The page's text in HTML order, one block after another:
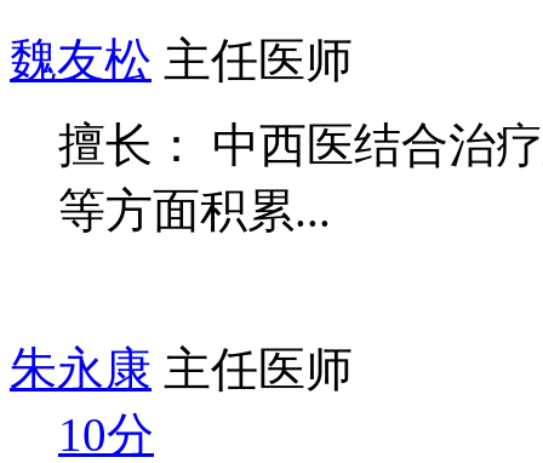
魏友松 主任医师
擅长： 中西医结合治
等方面积累...
朱永康 主任医师
10分